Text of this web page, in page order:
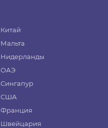
Китай
Мальта
Нидерланды
ОАЭ
Сингапур
США
Франция
Швейцария